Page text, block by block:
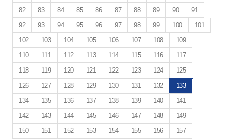
82 83 84 85 86 87 88 89 90
91
92
93 94 95 96 97 98 99 100
101
102
103 104 105 106 107 108
109
110
111 112 113 114 115 116
117
118
119 120 121 122 123 124
125
126
127 128 129 130 131 132
133
134
135 136 137 138 139 140
141
142
143 144 145 146 147 148
149
150
151 152 153 154 155 156
157